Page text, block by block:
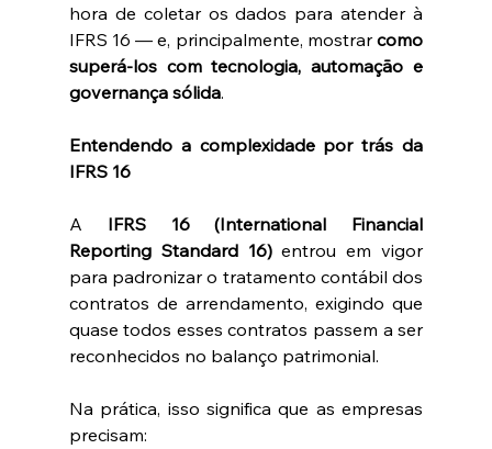
hora de coletar os dados para atender à
IFRS 16 — e, principalmente, mostrar como
superá-los com tecnologia, automação e
governança sólida.
Entendendo a complexidade por trás da
IFRS 16
A IFRS 16 (International Financial
Reporting Standard 16) entrou em vigor
para padronizar o tratamento contábil dos
contratos de arrendamento, exigindo que
quase todos esses contratos passem a ser
reconhecidos no balanço patrimonial.
Na prática, isso significa que as empresas
precisam: